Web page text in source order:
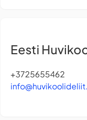
Eesti
+3725655462